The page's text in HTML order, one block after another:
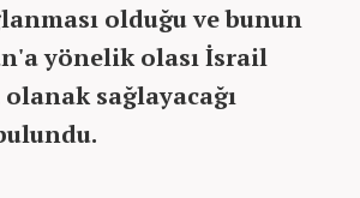
olduğu ve bunun
yönelik olası İsrail
olanak sağlayacağı